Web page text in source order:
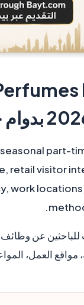
part-
retail visitor
work
عن وظائف
العمل،